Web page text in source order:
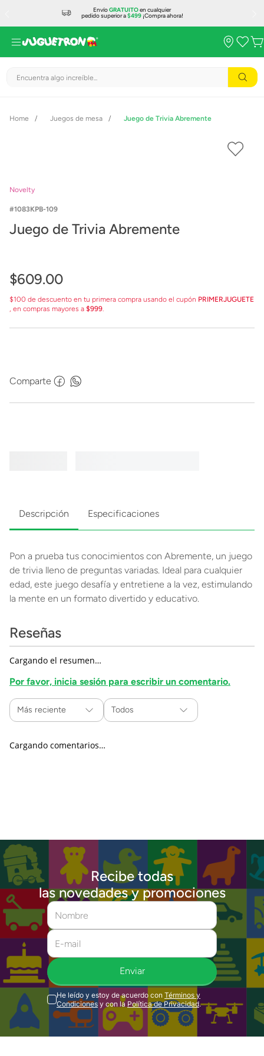
EnvíoGRATUITOen cualquier
pedido superior a$499¡Compra ahora!
Encuentra algo increíble...
Juegos de mesa Juego de Trivia Abremente
Novelty
1083KPB-109
Juego de Trivia Abremente
$609.00
$100 de descuento en tu primera compra usando el cupón PRIMERJUGUETE
, en compras mayores a $999.
Comparte
Descripción Especificaciones
Pon a prueba tus conocimientos con Abremente, un juego
de trivia lleno de preguntas variadas. Ideal para cualquier
edad, este juego desafía y entretiene a la vez, estimulando
la mente en un formato divertido y educativo.
Reseñas
Cargando el resumen…
Por favor, inicia sesión para escribir un comentario.
Más reciente Todos
Cargando comentarios…
Recibe todas
las novedades y promociones
Enviar
He leído y estoy de acuerdo con Términos y
Condiciones y con la Política de Privacidad.